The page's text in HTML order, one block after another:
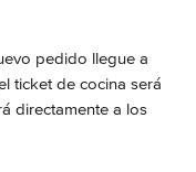
pedido llegue a
ticket de cocina será
directamente a los